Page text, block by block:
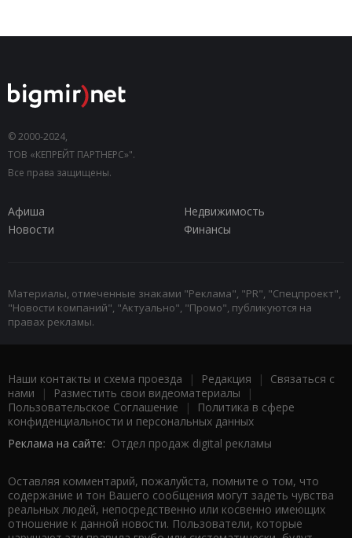
© 2000-2024,
ТОВ «КЕПРЕЙТ ПАРТНЕРС»".
Все права защищены.
Афиша
Недвижимость
Новости
Финансы
Материалы, отмеченные знаками "Реклама", "PR", "Спецпроект",
"Новости компаний", "Актуально", "Промо", публикуются на
правах рекламы.
Наши контакты и схема проезда | Редакция | Связаться с
нами | Разместить свои видеоматериалы |
Пользовательское Соглашение |
Политика в сфере
конфиденциальности и персональных данных
Реклама на сайте: Отдел продаж digital рекламы
Оставляя комментарий, пожалуйста, помните о том, что
содержание и тон Вашего сообщения могут задеть чувства
реальных людей, непосредственно или косвенно имеющих
отношение к данной новости. Пользователи, которые